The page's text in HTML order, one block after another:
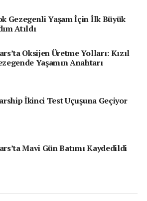
hangisi?
|HABERLER |
MUSK
STARSHIP
Davacı Oldu
Gezegenli Yaşam İçin İlk Büyük
Atıldı
Oksijen Üretme Yolları: Kızıl
Yaşamın Anahtarı
İkinci Test Uçuşuna Geçiyor
Mavi Gün Batımı Kaydedildi